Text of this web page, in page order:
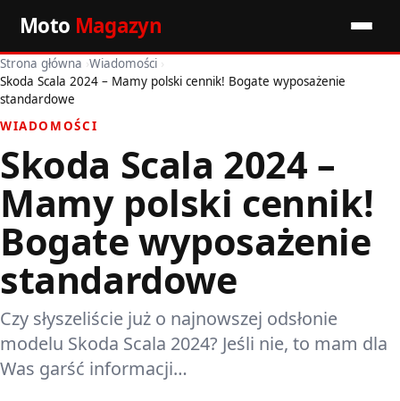
Moto Magazyn
Start
Wiadomości
Premiery
Porady motoryzacyjne
Pozostałe artykuły
Strona główna ›Wiadomości ›
Skoda Scala 2024 – Mamy polski cennik! Bogate wyposażenie
standardowe
WIADOMOŚCI
Skoda Scala 2024 –
Mamy polski cennik!
Bogate wyposażenie
standardowe
Czy słyszeliście już o najnowszej odsłonie
modelu Skoda Scala 2024? Jeśli nie, to mam dla
Was garść informacji…